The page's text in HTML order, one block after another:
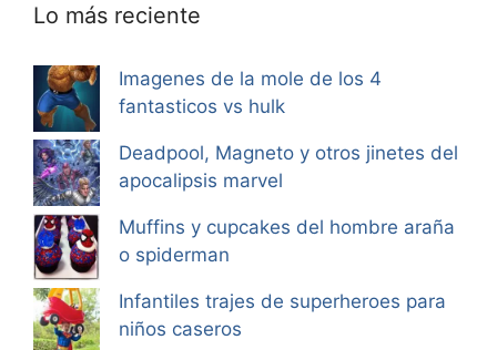
Lo más reciente
Imagenes de la mole de los 4
fantasticos vs hulk
Deadpool, Magneto y otros jinetes del
apocalipsis marvel
Muffins y cupcakes del hombre araña
o spiderman
Infantiles trajes de superheroes para
niños caseros